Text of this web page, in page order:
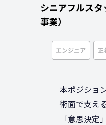
シニアフルス
事業）
エンジニア 正
本ポジショ
術面で支え
「意思決定